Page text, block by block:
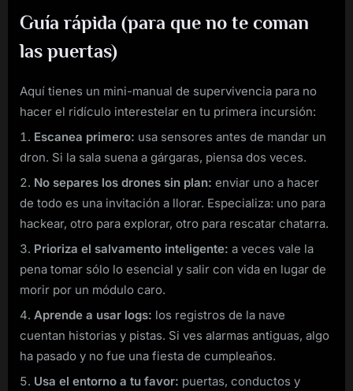
Guía rápida (para que no te coman
las puertas)
Aquí tienes un mini-manual de supervivencia para no
hacer el ridículo interestelar en tu primera incursión:
Escanea primero: usa sensores antes de mandar un
dron. Si la sala suena a gárgaras, piensa dos veces.
No separes los drones sin plan: enviar uno a hacer
de todo es una invitación a llorar. Especializa: uno para
hackear, otro para explorar, otro para rescatar chatarra.
Prioriza el salvamento inteligente: a veces vale la
pena tomar sólo lo esencial y salir con vida en lugar de
morir por un módulo caro.
Aprende a usar logs: los registros de la nave
cuentan historias y pistas. Si ves alarmas antiguas, algo
ha pasado y no fue una fiesta de cumpleaños.
Usa el entorno a tu favor: puertas, conductos y